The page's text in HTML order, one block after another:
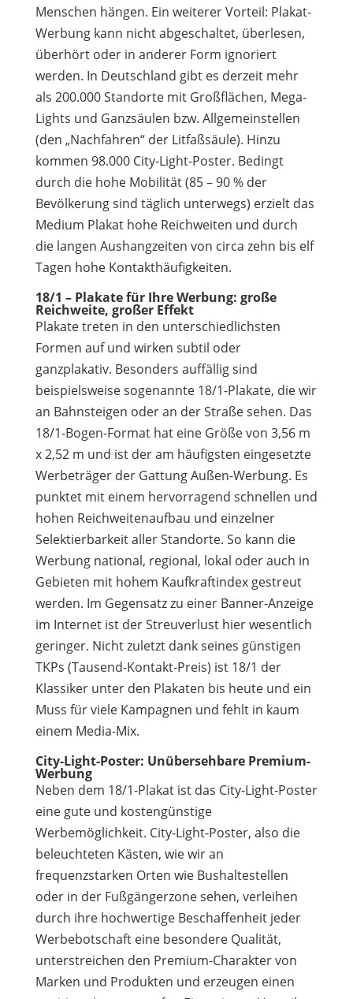
Menschen hängen. Ein weiterer Vorteil: Plakat-
Werbung kann nicht abgeschaltet, überlesen,
überhört oder in anderer Form ignoriert
werden. In Deutschland gibt es derzeit mehr
als 200.000 Standorte mit Großflächen, Mega-
Lights und Ganzsäulen bzw. Allgemeinstellen
(den „Nachfahren“ der Litfaßsäule). Hinzu
kommen 98.000 City-Light-Poster. Bedingt
durch die hohe Mobilität (85 – 90 % der
Bevölkerung sind täglich unterwegs) erzielt das
Medium Plakat hohe Reichweiten und durch
die langen Aushangzeiten von circa zehn bis elf
Tagen hohe Kontakthäufigkeiten.
18/1 – Plakate für Ihre Werbung: große
Reichweite, großer Effekt
Plakate treten in den unterschiedlichsten
Formen auf und wirken subtil oder
ganzplakativ. Besonders auffällig sind
beispielsweise sogenannte 18/1-Plakate, die wir
an Bahnsteigen oder an der Straße sehen. Das
18/1-Bogen-Format hat eine Größe von 3,56 m
x 2,52 m und ist der am häufigsten eingesetzte
Werbeträger der Gattung Außen-Werbung. Es
punktet mit einem hervorragend schnellen und
hohen Reichweitenaufbau und einzelner
Selektierbarkeit aller Standorte. So kann die
Werbung national, regional, lokal oder auch in
Gebieten mit hohem Kaufkraftindex gestreut
werden. Im Gegensatz zu einer Banner-Anzeige
im Internet ist der Streuverlust hier wesentlich
geringer. Nicht zuletzt dank seines günstigen
TKPs (Tausend-Kontakt-Preis) ist 18/1 der
Klassiker unter den Plakaten bis heute und ein
Muss für viele Kampagnen und fehlt in kaum
einem Media-Mix.
City-Light-Poster: Unübersehbare Premium-
Werbung
Neben dem 18/1-Plakat ist das City-Light-Poster
eine gute und kostengünstige
Werbemöglichkeit. City-Light-Poster, also die
beleuchteten Kästen, wie wir an
frequenzstarken Orten wie Bushaltestellen
oder in der Fußgängerzone sehen, verleihen
durch ihre hochwertige Beschaffenheit jeder
Werbebotschaft eine besondere Qualität,
unterstreichen den Premium-Charakter von
Marken und Produkten und erzeugen einen